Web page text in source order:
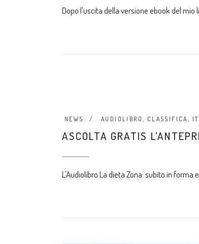
Dopo l'uscita della versione ebook del mio
NEWS AUDIOLIBRO, CLASSIFICA,
ASCOLTA GRATIS
L'Audiolibro La dieta Zona: subito in forma